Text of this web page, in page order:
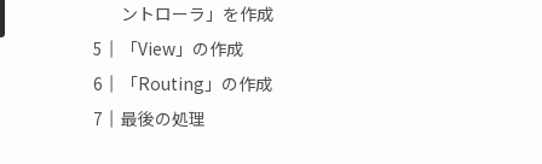
ントローラ」を作成
「View」の作成
「Routing」の作成
最後の処理